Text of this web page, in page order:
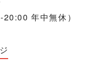
年中無休）